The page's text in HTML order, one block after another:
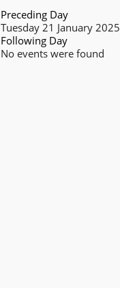
Preceding Day
Tuesday 21 January 2025
Following Day
No events were found